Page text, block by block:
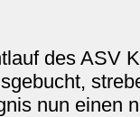
des ASV
nun einen